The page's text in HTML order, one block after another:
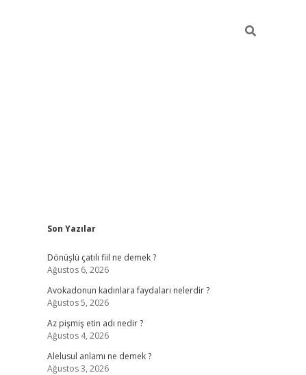
Sidebar
Son Yazılar
Dönüşlü çatılı fiil ne demek ?
Ağustos 6, 2026
Avokadonun kadınlara faydaları nelerdir ?
Ağustos 5, 2026
Az pişmiş etin adı nedir ?
Ağustos 4, 2026
Alelusul anlamı ne demek ?
Ağustos 3, 2026